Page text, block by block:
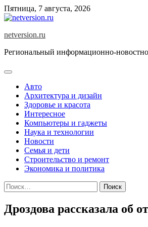
Skip
to
Пятница, 7 августа, 2026
netversion.ru
Региональный информационно-
Авто
Архитектура и дизайн
Здоровье и красота
Интересное
Компьютеры и гаджеты
Наука и технологии
Новости
Семья и дети
Строительство и ремонт
Экономика и политика
Найти:
Дроздова рассказала об